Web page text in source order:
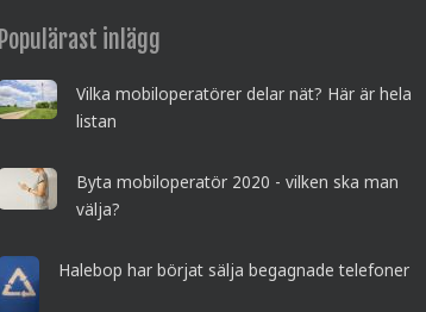
Populärast inlägg
Vilka mobiloperatörer delar nät? Här är hela
listan
Byta mobiloperatör 2020 - vilken ska man
välja?
Halebop har börjat sälja begagnade telefoner